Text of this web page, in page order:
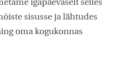
igapäevaselt selles
sisusse ja lähtudes
oma kogukonnas